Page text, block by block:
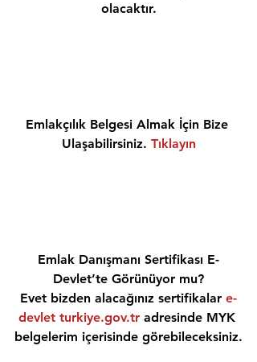
olacaktır.
Emlakçılık Belgesi Almak İçin Bize
Ulaşabilirsiniz. Tıklayın
Emlak Danışmanı Sertifikası E-
Devlet’te Görünüyor mu?
Evet bizden alacağınız sertifikalar e-
devlet turkiye.gov.tr adresinde MYK
belgelerim içerisinde görebileceksiniz.